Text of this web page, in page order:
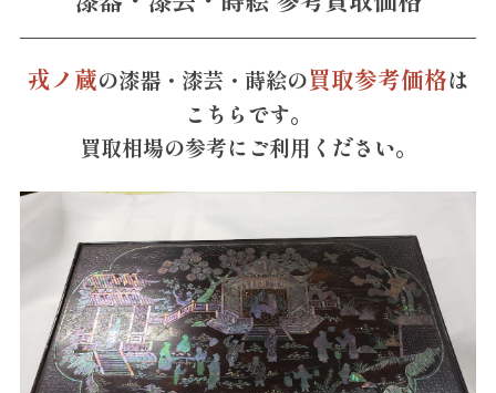
戎ノ蔵の漆器・漆芸・蒔絵の買取参考価格は
こちらです。
買取相場の参考にご利用ください。